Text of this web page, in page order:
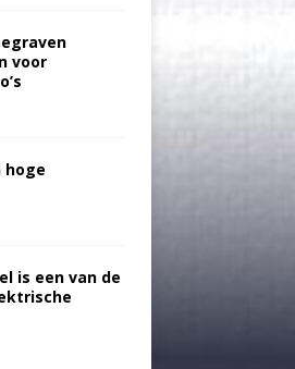
voor
hoge
is een van de